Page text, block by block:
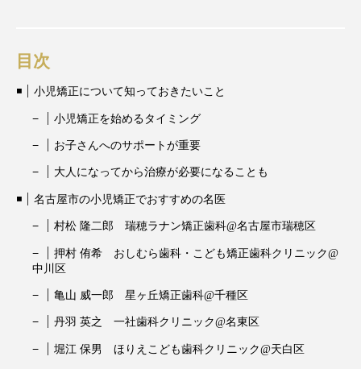
目次
小児矯正について知っておきたいこと
小児矯正を始めるタイミング
お子さんへのサポートが重要
大人になってから治療が必要になることも
名古屋市の小児矯正でおすすめの名医
村松 隆二郎 瑞穂ラナン矯正歯科@名古屋市瑞穂区
押村 侑希 おしむら歯科・こども矯正歯科クリニック@
中川区
亀山 威一郎 星ヶ丘矯正歯科@千種区
丹羽 英之 一社歯科クリニック@名東区
堀江 保男 ほりえこども歯科クリニック@天白区